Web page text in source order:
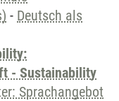
- Deutsch als
- Sustainability
Sprachangebot